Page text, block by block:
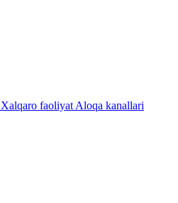
Xalqaro faoliyat Aloqa kanallari